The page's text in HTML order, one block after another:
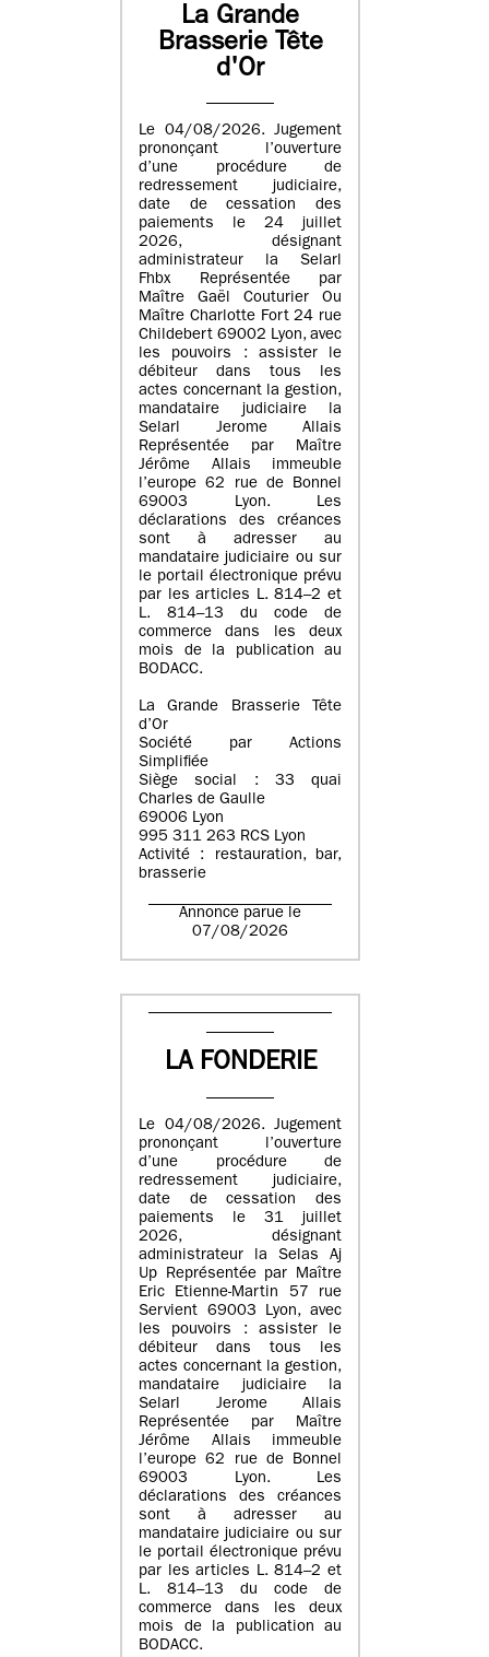
La Grande
Brasserie Tête
d'Or
Le 04/08/2026. Jugement
prononçant l’ouverture
d’une procédure de
redressement judiciaire,
date de cessation des
paiements le 24 juillet
2026, désignant
administrateur la Selarl
Fhbx Représentée par
Maître Gaël Couturier Ou
Maître Charlotte Fort 24 rue
Childebert 69002 Lyon, avec
les pouvoirs : assister le
débiteur dans tous les
actes concernant la gestion,
mandataire judiciaire la
Selarl Jerome Allais
Représentée par Maître
Jérôme Allais immeuble
l’europe 62 rue de Bonnel
69003 Lyon. Les
déclarations des créances
sont à adresser au
mandataire judiciaire ou sur
le portail électronique prévu
par les articles L. 814–2 et
L. 814–13 du code de
commerce dans les deux
mois de la publication au
BODACC.
La Grande Brasserie Tête
d’Or
Société par Actions
Simplifiée
Siège social : 33 quai
Charles de Gaulle
69006 Lyon
995 311 263 RCS Lyon
Activité : restauration, bar,
brasserie
Annonce parue le
07/08/2026
LA FONDERIE
Le 04/08/2026. Jugement
prononçant l’ouverture
d’une procédure de
redressement judiciaire,
date de cessation des
paiements le 31 juillet
2026, désignant
administrateur la Selas Aj
Up Représentée par Maître
Eric Etienne-Martin 57 rue
Servient 69003 Lyon, avec
les pouvoirs : assister le
débiteur dans tous les
actes concernant la gestion,
mandataire judiciaire la
Selarl Jerome Allais
Représentée par Maître
Jérôme Allais immeuble
l’europe 62 rue de Bonnel
69003 Lyon. Les
déclarations des créances
sont à adresser au
mandataire judiciaire ou sur
le portail électronique prévu
par les articles L. 814–2 et
L. 814–13 du code de
commerce dans les deux
mois de la publication au
BODACC.